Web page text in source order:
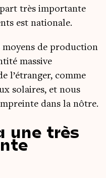
très impor­tante
est nationale.
moyens de pro­duc­tion
mas­sive
l’étranger, comme
solaires, et nous
dans la nôtre.
une très